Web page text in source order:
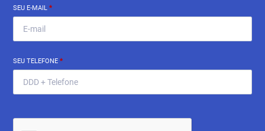
SEU E-MAIL*
SEU TELEFONE*